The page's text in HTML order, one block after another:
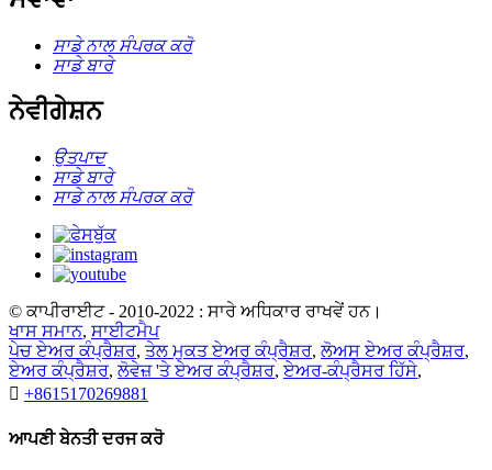
ਸਾਡੇ ਨਾਲ ਸੰਪਰਕ ਕਰੋ
ਸਾਡੇ ਬਾਰੇ
ਨੇਵੀਗੇਸ਼ਨ
ਉਤਪਾਦ
ਸਾਡੇ ਬਾਰੇ
ਸਾਡੇ ਨਾਲ ਸੰਪਰਕ ਕਰੋ
© ਕਾਪੀਰਾਈਟ - 2010-2022 : ਸਾਰੇ ਅਧਿਕਾਰ ਰਾਖਵੇਂ ਹਨ।
ਖਾਸ ਸਮਾਨ, ਸਾਈਟਮੈਪ
ਪੇਚ ਏਅਰ ਕੰਪ੍ਰੈਸ਼ਰ, ਤੇਲ ਮੁਕਤ ਏਅਰ ਕੰਪ੍ਰੈਸ਼ਰ,ਲੋਅਸ ਏਅਰ ਕੰਪ੍ਰੈਸ਼ਰ,
ਏਅਰ ਕੰਪ੍ਰੈਸ਼ਰ,ਲੋਵੇਜ਼ 'ਤੇ ਏਅਰ ਕੰਪ੍ਰੈਸ਼ਰ,ਏਅਰ-ਕੰਪ੍ਰੈਸਰ ਹਿੱਸੇ,
 +8615170269881
ਆਪਣੀ ਬੇਨਤੀ ਦਰਜ ਕਰੋ